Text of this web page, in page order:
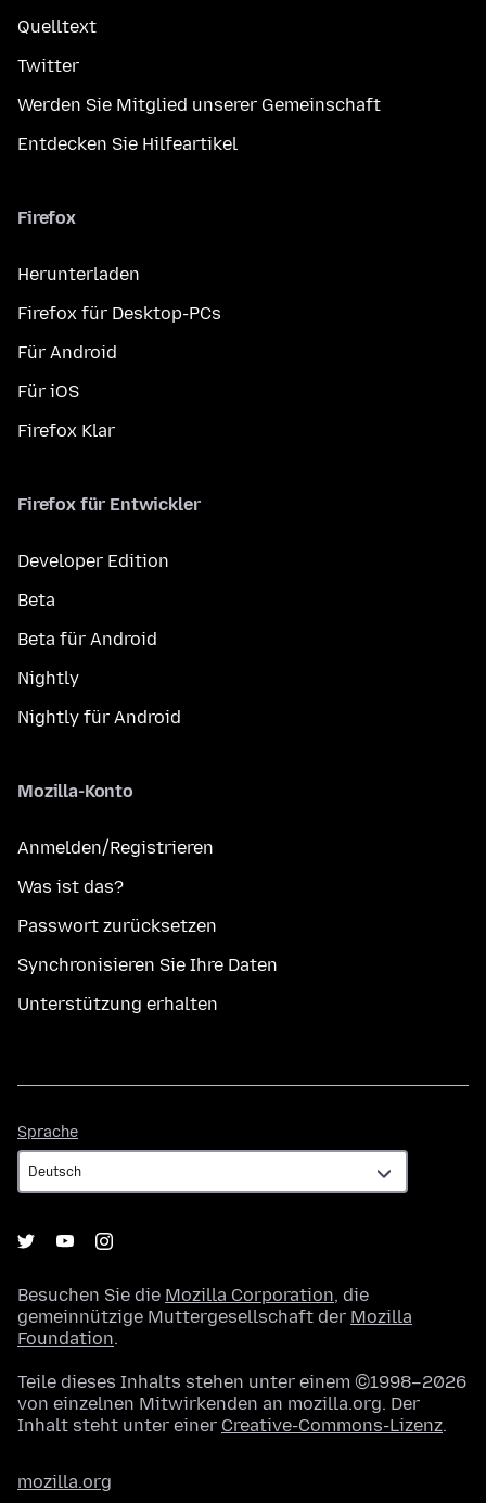
Quelltext
Twitter
Werden Sie Mitglied unserer Gemeinschaft
Entdecken Sie Hilfeartikel
Firefox
Herunterladen
Firefox für Desktop-PCs
Für Android
Für iOS
Firefox Klar
Firefox für Entwickler
Developer Edition
Beta
Beta für Android
Nightly
Nightly für Android
Mozilla-Konto
Anmelden/Registrieren
Was ist das?
Passwort zurücksetzen
Synchronisieren Sie Ihre Daten
Unterstützung erhalten
Sprache
Besuchen Sie die Mozilla Corporation, die
gemeinnützige Muttergesellschaft der Mozilla
Foundation.
Teile dieses Inhalts stehen unter einem ©1998–2026
von einzelnen Mitwirkenden an mozilla.org. Der
Inhalt steht unter einer Creative-Commons-Lizenz.
mozilla.org